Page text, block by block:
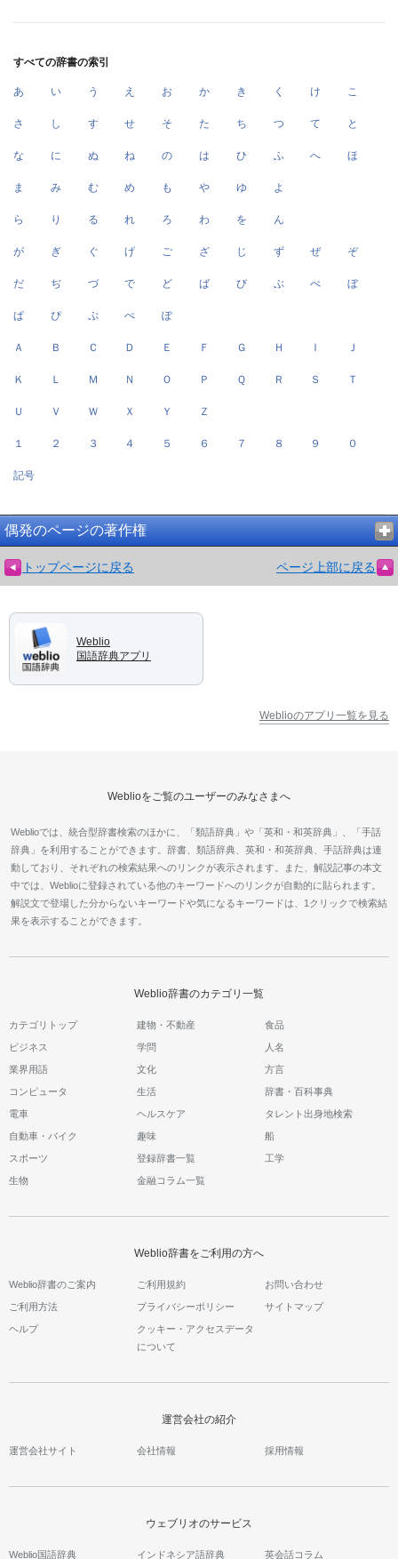
すべての辞書の索引
あ い う え お か き く け こ
さ し す せ そ た ち つ て と
な に ぬ ね の は ひ ふ へ ほ
ま み む め も や ゆ よ
ら り る れ ろ わ を ん
が ぎ ぐ げ ご ざ じ ず ぜ ぞ
だ ぢ づ で ど ば び ぶ べ ぼ
ぱ ぴ ぷ ぺ ぽ
Ａ Ｂ Ｃ Ｄ Ｅ Ｆ Ｇ Ｈ Ｉ Ｊ
Ｋ Ｌ Ｍ Ｎ Ｏ Ｐ Ｑ Ｒ Ｓ Ｔ
Ｕ Ｖ Ｗ Ｘ Ｙ Ｚ
１ ２ ３ ４ ５ ６ ７ ８ ９ ０
記号
偶発のページの著作権
トップページに戻る ページ上部に戻る
Weblio
国語辞典アプリ
Weblioのアプリ一覧を見る
Weblioをご覧のユーザーのみなさまへ
Weblioでは、統合型辞書検索のほかに、「類語辞典」や「英和・和英辞典」、「手話
辞典」を利用することができます。辞書、類語辞典、英和・和英辞典、手話辞典は連
動しており、それぞれの検索結果へのリンクが表示されます。また、解説記事の本文
中では、Weblioに登録されている他のキーワードへのリンクが自動的に貼られます。
解説文で登場した分からないキーワードや気になるキーワードは、1クリックで検索結
果を表示することができます。
Weblio辞書のカテゴリ一覧
カテゴリトップ 建物・不動産 食品
ビジネス 学問 人名
業界用語 文化 方言
コンピュータ 生活 辞書・百科事典
電車 ヘルスケア タレント出身地検索
自動車・バイク 趣味 船
スポーツ 登録辞書一覧 工学
生物 金融コラム一覧
Weblio辞書をご利用の方へ
Weblio辞書のご案内 ご利用規約 お問い合わせ
ご利用方法 プライバシーポリシー サイトマップ
ヘルプ
クッキー・アクセスデータ
について
運営会社の紹介
運営会社サイト 会社情報 採用情報
ウェブリオのサービス
Weblio国語辞典 インドネシア語辞典 英会話コラム